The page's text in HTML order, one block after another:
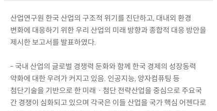
산업연구원 한국 산업의 구조적 위기를 진단하고, 대내외 환경
변화에 대응하기 위한 우리 산업의 미래 방향과 종합적 대응 방안을
제시한 보고서를 발표하였다.
- 국내 산업의 글로벌 경쟁력 둔화와 함께 한국 경제의 성장동력
약화에 대한 우려가 커지고 있음. 인공지능, 양자컴퓨팅 등
첨단기술을 기반으로 한 미래ㆍ첨단 전략산업을 중심으로 주요국
간 경쟁이 심화되고 있으며 각국은 이들 산업을 국가 핵심 어젠다로